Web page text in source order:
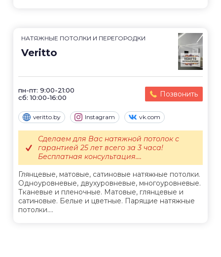
НАТЯЖНЫЕ ПОТОЛКИ И ПЕРЕГОРОДКИ
Veritto
пн-пт: 9:00-21:00
сб: 10:00-16:00
Позвонить
veritto.by Instagram vk.com
Глянцевые, матовые, сатиновые натяжные потолки.
Одноуровневые, двухуровневые, многоуровневые.
Тканевые и пленочные. Матовые, глянцевые и
сатиновые. Белые и цветные. Парящие натяжные
потолки....
Сделаем для Вас натяжной потолок с
гарантией 25 лет всего за 3 часа!
Бесплатная консультация....